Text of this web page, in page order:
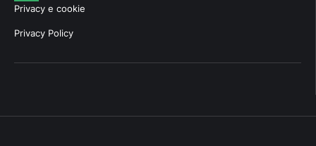
Privacy e cookie
Privacy Policy